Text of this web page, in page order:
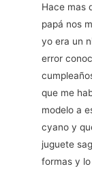
Hace mas
papá nos
yo era un
error
que me
modelo a
cyano y
juguete
formas y